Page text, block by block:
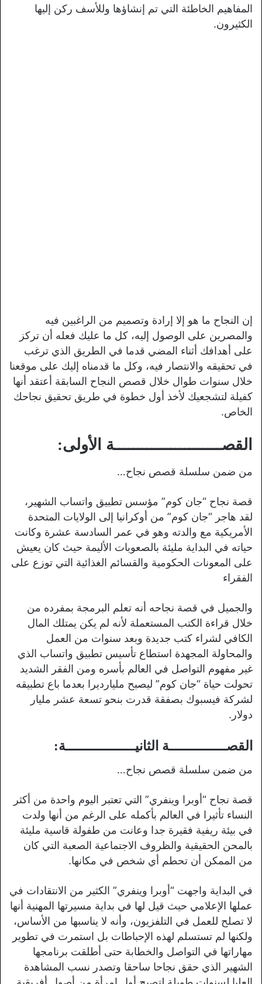
المفاهيم الخاطئة التي تم إنشاؤها وللأسف ركن إليها
الكثيرون.
إن النجاح ما هو إلا إرادة وتصميم من الراغبين فيه
والمصرين على الوصول إليه، كل ما عليك فعله أن تركز
على أهدافك أثناء المضي قدما في الطريق الذي ترغب
في تحقيقه والانتصار فيه، وكل ما قدمناه إليك على موقعنا
خلال سنوات طوال خلال قصص النجاح السابقة أعتقد أنها
كفيلة لتشجعيك لأخذ أول خطوة في طريق تحقيق نجاحك
الخاص.
القصـــــــــــــــــــــــة الأولى:
من ضمن سلسلة قصص نجاح…
قصة نجاح “جان كوم” مؤسس تطبيق واتساب الشهير،
لقد هاجر “جان كوم” من أوكرانيا إلى الولايات المتحدة
الأمريكية مع والدته وهو في عمر السادسة عشرة وكانت
حياته في البداية مليئة بالصعوبات الأليمة حيث كان يعيش
على المعونات الحكومية والقسائم الغذائية التي توزع على
الفقراء
والجميل في قصة نجاحه أنه تعلم البرمجة بمفرده من
خلال قراءة الكتب المستعملة لأنه لم يكن يمتلك المال
الكافي لشراء كتب جديدة وبعد سنوات من العمل
والمحاولة المجهدة استطاع تأسيس تطبيق واتساب الذي
غير مفهوم التواصل في العالم بأسره ومن الفقر الشديد
تحولت حياة “جان كوم” ليصبح مليارديرا بعدما باع تطبيقه
لشركة فيسبوك بصفقة قدرت بنحو تسعة عشر مليار
دولار.
القصــــــــــــــة الثانيـــــــــــــــــة:
من ضمن سلسلة قصص نجاح…
قصة نجاح “أوبرا وينفري” التي تعتبر اليوم واحدة من أكثر
النساء تأثيرا في العالم بأكمله على الرغم من أنها ولدت
في بيئة ريفية فقيرة جدا وعانت من طفولة قاسية مليئة
بالمحن الحقيقية والظروف الاجتماعية الصعبة التي كان
من الممكن أن تحطم أي شخص في مكانها.
في البداية واجهت “أوبرا وينفري” الكثير من الانتقادات في
عملها الإعلامي حيث قيل لها في بداية مسيرتها المهنية أنها
لا تصلح للعمل في التلفزيون، وأنه لا يناسبها من الأساس،
ولكنها لم تستسلم لهذه الإحباطات بل استمرت في تطوير
مهاراتها في التواصل والخطابة حتى أطلقت برنامجها
الشهير الذي حقق نجاحا ساحقا وتصدر نسب المشاهدة